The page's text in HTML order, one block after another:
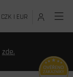
CZK| EUR
zde.